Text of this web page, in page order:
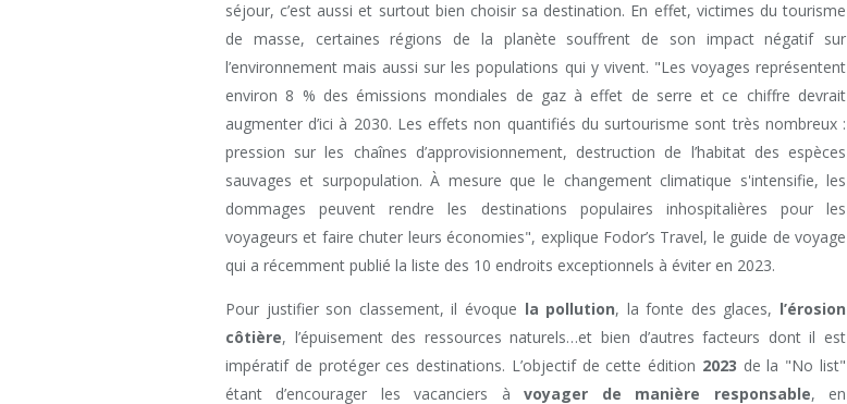
séjour, c’est aussi et surtout bien choisir sa destination. En effet, victimes du tourisme
de masse, certaines régions de la planète souffrent de son impact négatif sur
l’environnement mais aussi sur les populations qui y vivent. "Les voyages représentent
environ 8 % des émissions mondiales de gaz à effet de serre et ce chiffre devrait
augmenter d’ici à 2030. Les effets non quantifiés du surtourisme sont très nombreux :
pression sur les chaînes d’approvisionnement, destruction de l’habitat des espèces
sauvages et surpopulation. À mesure que le changement climatique s'intensifie, les
dommages peuvent rendre les destinations populaires inhospitalières pour les
voyageurs et faire chuter leurs économies", explique Fodor’s Travel, le guide de voyage
qui a récemment publié la liste des 10 endroits exceptionnels à éviter en 2023.
Pour justifier son classement, il évoque la pollution, la fonte des glaces, l’érosion
côtière, l’épuisement des ressources naturels…et bien d’autres facteurs dont il est
impératif de protéger ces destinations. L’objectif de cette édition 2023 de la "No list"
étant d’encourager les vacanciers àvoyager de manière responsable, en